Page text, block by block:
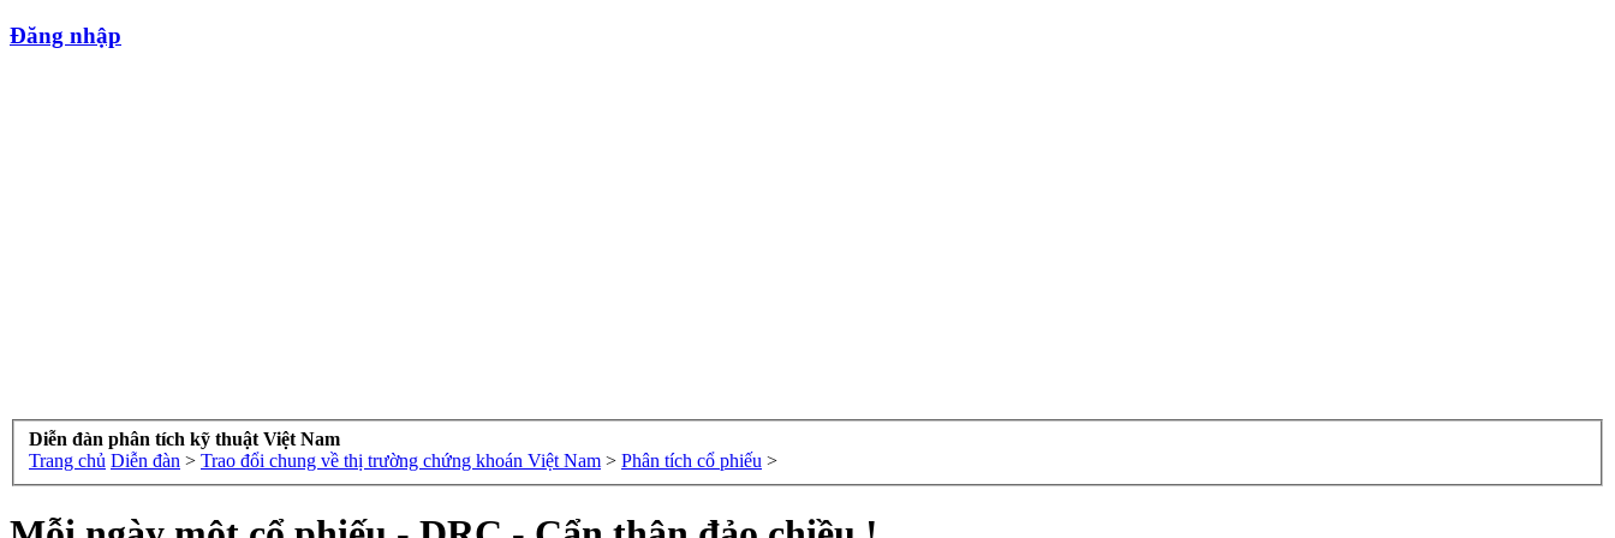
Đăng nhập
Diễn đàn phân tích kỹ thuật Việt Nam
Trang chủ Diễn đàn > Trao đổi chung về thị trường chứng khoán Việt Nam > Phân tích cổ phiếu >